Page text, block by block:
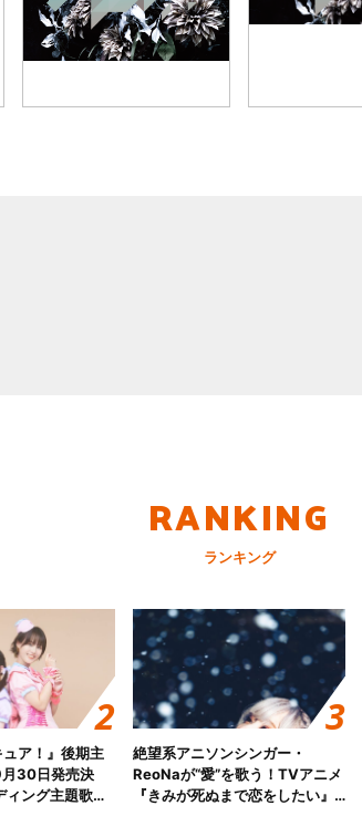
RANKING
ランキング
ュア！』後期主
30日発売決
ィング主題歌
絶望系アニソンシンガー・
ReoNaが“愛”を歌う！TVアニメ
『きみが死ぬまで恋をしたい』